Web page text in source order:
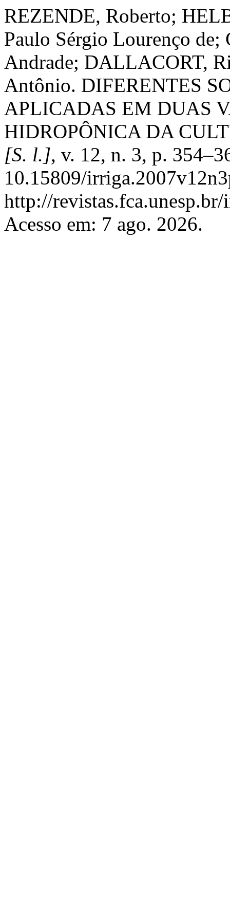
REZENDE, Roberto;
Paulo Sérgio Lourenço
Andrade; DALLACORT,
Antônio. DIFERENTES
APLICADAS EM DUAS
HIDROPÔNICA DA
[S. l.], v. 12, n. 3, p.
10.15809/
http://
Acesso em: 7 ago. 2026.